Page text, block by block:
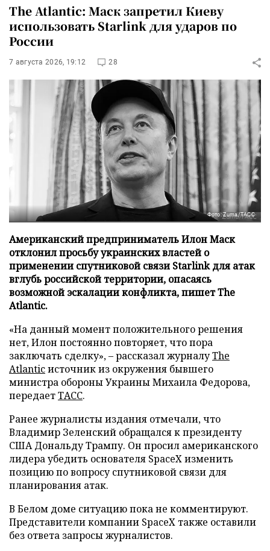
The Atlantic: Маск запретил Киеву
использовать Starlink для ударов по
России
7 августа 2026, 19:12 28
Фото: Zuma/ТАСС
Американский предприниматель Илон Маск
отклонил просьбу украинских властей о
применении спутниковой связи Starlink для атак
вглубь российской территории, опасаясь
возможной эскалации конфликта, пишет The
Atlantic.
«На данный момент положительного решения
нет, Илон постоянно повторяет, что пора
заключать сделку», – рассказал журналуThe
Atlanticисточник из окружения бывшего
министра обороны Украины Михаила Федорова,
передаетТАСС.
Ранее журналисты издания отмечали, что
Владимир Зеленский обращался к президенту
США Дональду Трампу. Он просил американского
лидера убедить основателя SpaceX изменить
позицию по вопросу спутниковой связи для
планирования атак.
В Белом доме ситуацию пока не комментируют.
Представители компании SpaceX также оставили
без ответа запросы журналистов.